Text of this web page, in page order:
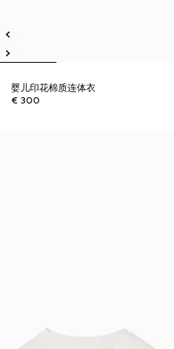
婴儿印花棉质连体衣
€ 300